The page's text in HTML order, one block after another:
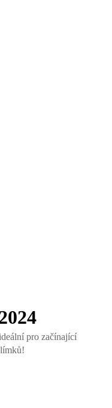
pro začínající